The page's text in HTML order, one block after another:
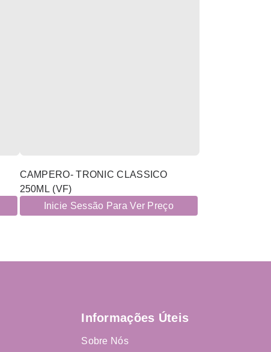
CAMPERO- TRONIC CLASSICO
250ML (VF)
Inicie Sessão Para Ver Preço
Informações Úteis
Sobre Nós